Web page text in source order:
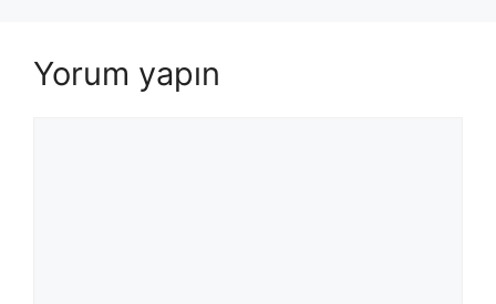
Yorum yapın